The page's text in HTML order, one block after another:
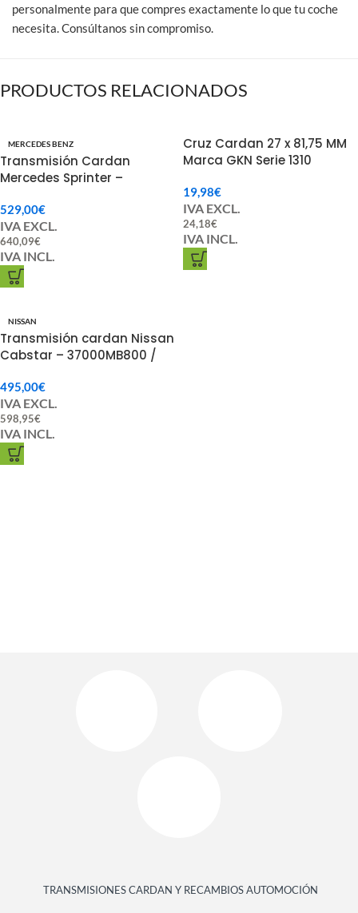
personalmente para que compres exactamente lo que tu coche
necesita.Consúltanos sin compromiso.
PRODUCTOS RELACIONADOS
MERCEDES BENZ
Transmisión Cardan
Mercedes Sprinter –
529,00€
IVA EXCL.
640,09€
IVA INCL.
Cruz Cardan 27 x 81,75 MM
Marca GKN Serie 1310
19,98€
IVA EXCL.
24,18€
IVA INCL.
NISSAN
Transmisión cardan Nissan
Cabstar – 37000MB800 /
495,00€
IVA EXCL.
598,95€
IVA INCL.
TRANSMISIONES CARDAN Y RECAMBIOS AUTOMOCIÓN